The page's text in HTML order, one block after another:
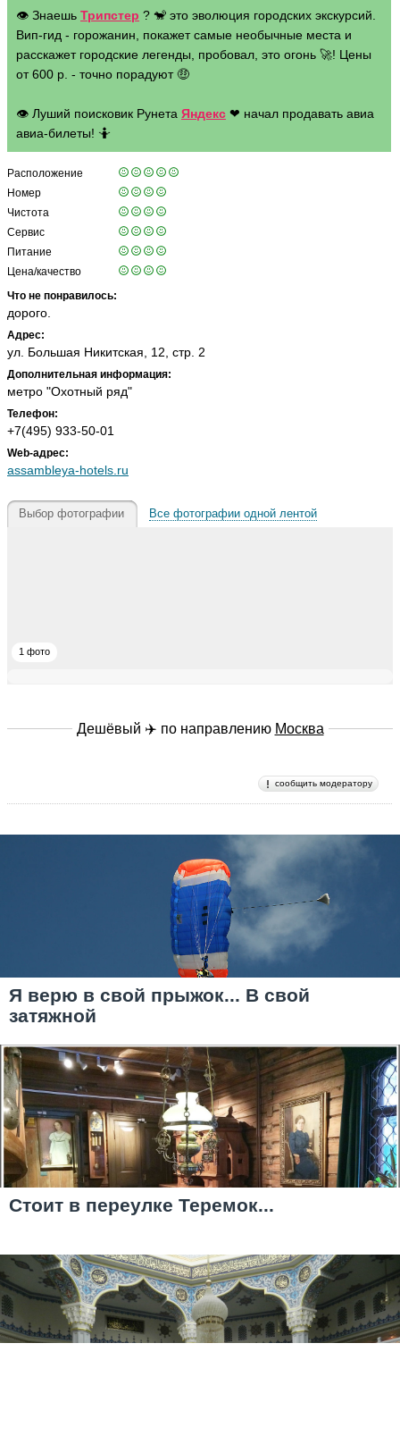
👁 Знаешь Трипстер ? 🐒 это эволюция городских экскурсий.
Вип-гид - горожанин, покажет самые необычные места и
расскажет городские легенды, пробовал, это огонь 🚀! Цены
от 600 р. - точно порадуют 🤑
👁 Луший поисковик Рунета Яндекс ❤ начал продавать авиа
авиа-билеты! 🤷
Расположение
Номер
Чистота
Сервис
Питание
Цена/качество
Что не понравилось:
дорого.
Адрес:
ул. Большая Никитская, 12, стр. 2
Дополнительная информация:
метро "Охотный ряд"
Телефон:
+7(495) 933-50-01
Web-адрес:
assambleya-hotels.ru
Выбор фотографии Все фотографии одной лентой
1 фото
Дешёвый ✈️ по направлению Москва
сообщить модератору
Я верю в свой прыжок... В свой
затяжной
Стоит в переулке Теремок...